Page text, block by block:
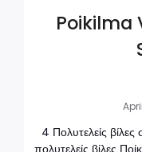
Poikilma
4 Πολυτελείς
πολυτελείς βίλες